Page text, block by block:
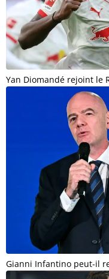
Yan Diomandé rejoint le
Gianni Infantino peut-il